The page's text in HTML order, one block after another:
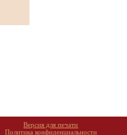
Версия для печати
Политика конфиденциальности